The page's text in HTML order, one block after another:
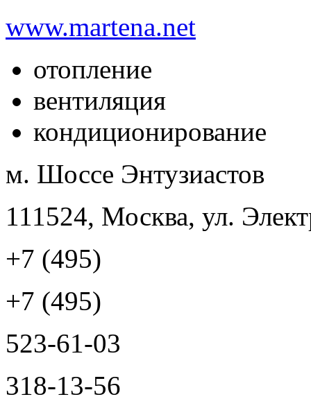
www.martena.net
отопление
вентиляция
кондиционирование
м. Шоссе Энтузиастов
111524, Москва, ул.
+7 (495)
+7 (495)
523-61-03
318-13-56